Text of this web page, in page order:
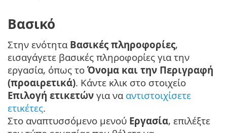
Βασικό
Στην ενότητα Βασικές πληροφορίες,
εισαγάγετε βασικές πληροφορίες για την
εργασία, όπως το Όνομα και την Περιγραφή
(προαιρετικά). Κάντε κλικ στο στοιχείο
Επιλογή ετικετών για να αντιστοιχίσετε
ετικέτες.
Στο αναπτυσσόμενο μενού Εργασία, επιλέξτε